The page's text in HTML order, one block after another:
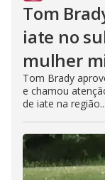
Tom
iate no
mulher
Tom Brady
e chamou
de iate na